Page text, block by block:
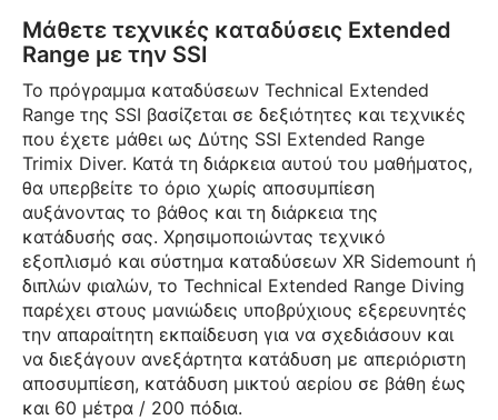
Μάθετε τεχνικές καταδύσεις Extended
Range με την SSI
Το πρόγραμμα καταδύσεων Technical Extended
Range της SSI βασίζεται σε δεξιότητες και τεχνικές
που έχετε μάθει ως Δύτης SSI Extended Range
Trimix Diver. Κατά τη διάρκεια αυτού του μαθήματος,
θα υπερβείτε το όριο χωρίς αποσυμπίεση
αυξάνοντας το βάθος και τη διάρκεια της
κατάδυσής σας. Χρησιμοποιώντας τεχνικό
εξοπλισμό και σύστημα καταδύσεων XR Sidemount ή
διπλών φιαλών, το Technical Extended Range Diving
παρέχει στους μανιώδεις υποβρύχιους εξερευνητές
την απαραίτητη εκπαίδευση για να σχεδιάσουν και
να διεξάγουν ανεξάρτητα κατάδυση με απεριόριστη
αποσυμπίεση, κατάδυση μικτού αερίου σε βάθη έως
και 60 μέτρα / 200 πόδια.